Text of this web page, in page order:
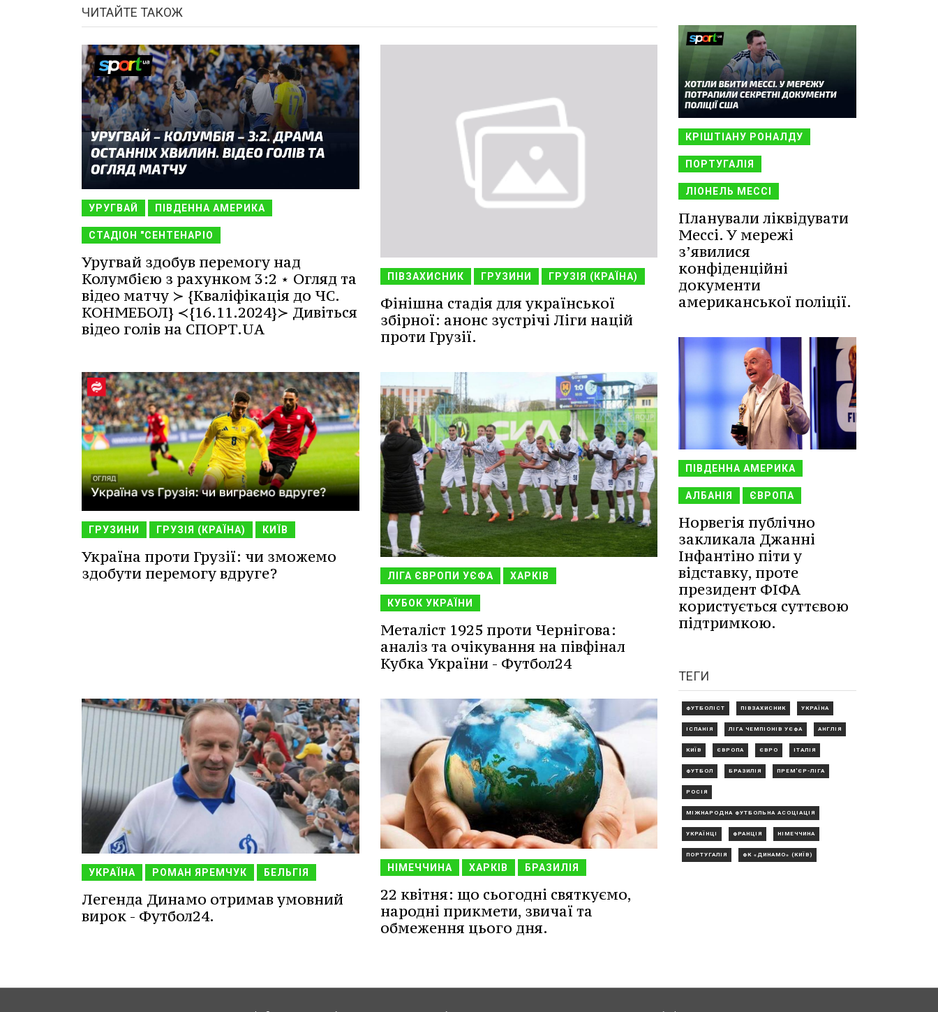
ЧИТАЙТЕ ТАКОЖ
УРУГВАЙ ПІВДЕННА АМЕРИКА
СТАДІОН "СЕНТЕНАРІО
Уругвай здобув перемогу над
Колумбією з рахунком 3:2 ⋆ Огляд та
відео матчу ≻ {Кваліфікація до ЧС.
КОНМЕБОЛ} ≺{16.11.2024}≻ Дивіться
відео голів на СПОРТ.UA
ПІВЗАХИСНИК ГРУЗИНИ ГРУЗІЯ (КРАЇНА)
Фінішна стадія для української
збірної: анонс зустрічі Ліги націй
проти Грузії.
ГРУЗИНИ ГРУЗІЯ (КРАЇНА) КИЇВ
Україна проти Грузії: чи зможемо
здобути перемогу вдруге?
ЛІГА ЄВРОПИ УЄФА ХАРКІВ
КУБОК УКРАЇНИ
Металіст 1925 проти Чернігова:
аналіз та очікування на півфінал
Кубка України - Футбол24
УКРАЇНА РОМАН ЯРЕМЧУК БЕЛЬГІЯ
Легенда Динамо отримав умовний
вирок - Футбол24.
НІМЕЧЧИНА ХАРКІВ БРАЗИЛІЯ
22 квітня: що сьогодні святкуємо,
народні прикмети, звичаї та
обмеження цього дня.
КРІШТІАНУ РОНАЛДУ
ПОРТУГАЛІЯ
ЛІОНЕЛЬ МЕССІ
Планували ліквідувати
Мессі. У мережі
з’явилися
конфіденційні
документи
американської поліції.
ПІВДЕННА АМЕРИКА
АЛБАНІЯ ЄВРОПА
Норвегія публічно
закликала Джанні
Інфантіно піти у
відставку, проте
президент ФІФА
користується суттєвою
підтримкою.
ТЕГИ
ФУТБОЛІСТ ПІВЗАХИСНИК УКРАЇНА
ІСПАНІЯ ЛІГА ЧЕМПІОНІВ УЄФА АНГЛІЯ
КИЇВ ЄВРОПА ЄВРО ІТАЛІЯ
ФУТБОЛ БРАЗИЛІЯ ПРЕМ'ЄР-ЛІГА
РОСІЯ
МІЖНАРОДНА ФУТБОЛЬНА АСОЦІАЦІЯ
УКРАЇНЦІ ФРАНЦІЯ НІМЕЧЧИНА
ПОРТУГАЛІЯ ФК «ДИНАМО» (КИЇВ)